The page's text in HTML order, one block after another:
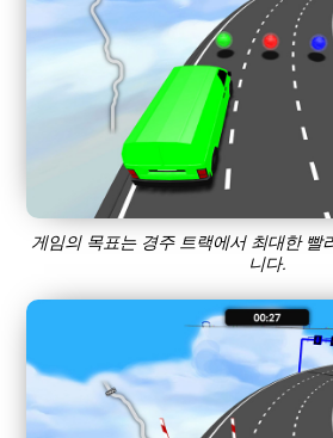
게임의 목표는 경주 트랙에서 최대한 빨
니다.